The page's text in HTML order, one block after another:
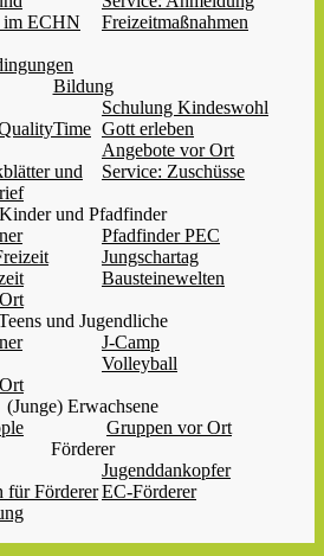
im ECHN
Freizeitmaßnahmen
Bildung
Schulung Kindeswohl
Gott erleben
Angebote vor Ort
und
Service: Zuschüsse
Kinder und Pfadfinder
Pfadfinder PEC
Jungschartag
Bausteinewelten
und Jugendliche
J-Camp
Volleyball
(Junge) Erwachsene
Gruppen vor Ort
Förderer
Jugenddankopfer
für FördererEC-Förderer